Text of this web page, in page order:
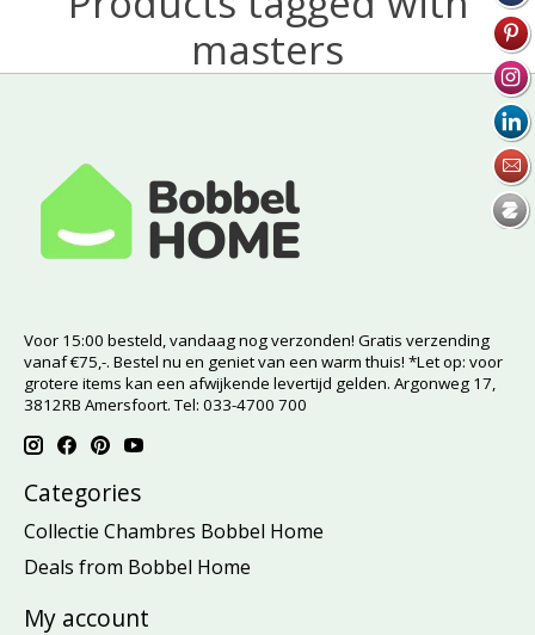
masters
Voor 15:00 besteld, vandaag nog verzonden! Gratis verzending
vanaf €75,-. Bestel nu en geniet van een warm thuis! *Let op: voor
grotere items kan een afwijkende levertijd gelden. Argonweg 17,
3812RB Amersfoort. Tel: 033-4700 700
Categories
Collectie Chambres Bobbel Home
Deals from Bobbel Home
My account